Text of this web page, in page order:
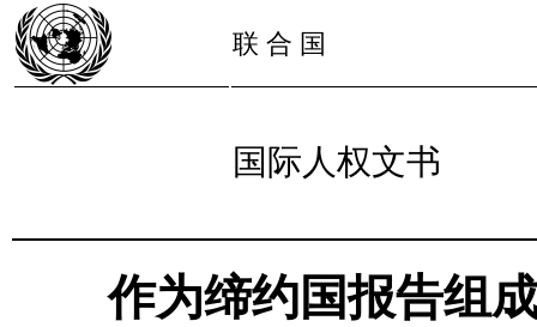
联 合 国
国际人权文书
作为缔约国报告组